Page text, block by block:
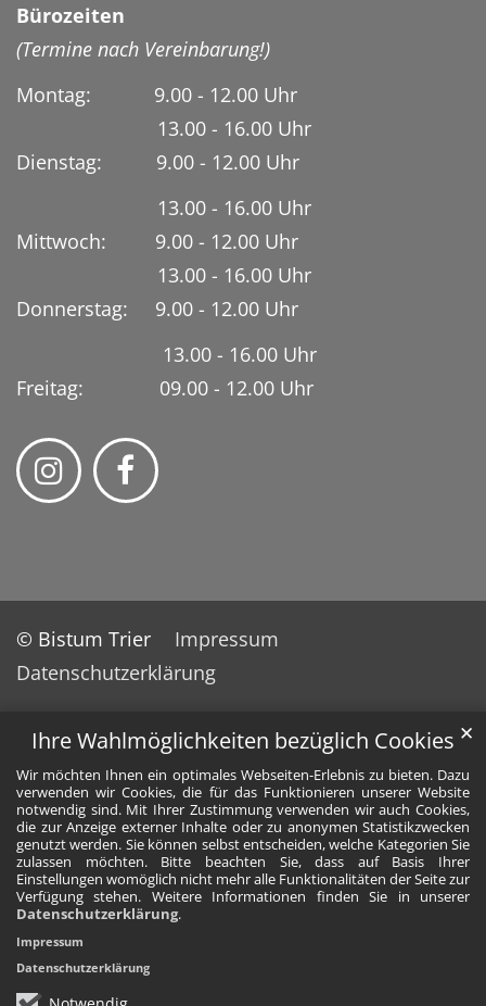
Ihre Wahlmöglichkeiten bezüglich Cookies
Wir möchten Ihnen ein optimales Webseiten-Erlebnis zu bieten. Dazu
verwenden wir Cookies, die für das Funktionieren unserer Website
notwendig sind. Mit Ihrer Zustimmung verwenden wir auch Cookies,
die zur Anzeige externer Inhalte oder zu anonymen Statistikzwecken
genutzt werden. Sie können selbst entscheiden, welche Kategorien Sie
zulassen möchten. Bitte beachten Sie, dass auf Basis Ihrer
Einstellungen womöglich nicht mehr alle Funktionalitäten der Seite zur
Verfügung stehen. Weitere Informationen finden Sie in unserer
Datenschutzerklärung.
✕
Impressum
Datenschutzerklärung
Bürozeiten
(Termine nach Vereinbarung!)
Montag: 9.00 - 12.00 Uhr
13.00 - 16.00 Uhr
Dienstag:
9.00 - 12.00 Uhr
13.00 - 16.00 Uhr
Mittwoch: 9.00 - 12.00 Uhr
13.00 - 16.00 Uhr
Donnerstag: 9.00 - 12.00 Uhr
13.00 - 16.00 Uhr
Freitag: 09.00 - 12.00 Uhr
© Bistum Trier
Impressum
Datenschutzerklärung